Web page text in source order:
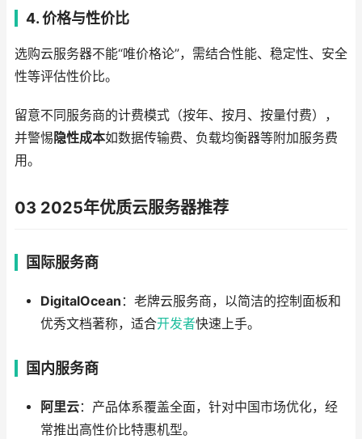
4. 价格与性价比
选购云服务器不能“唯价格论”，需结合性能、稳定性、安全
性等评估性价比。
留意不同服务商的计费模式（按年、按月、按量付费），
并警惕 隐性成本如数据传输费、负载均衡器等附加服务费
用。
03 2025年优质云服务器推荐
国际服务商
DigitalOcean ：老牌云服务商，以简洁的控制面板和
优秀文档著称，适合开发者快速上手。
国内服务商
阿里云：产品体系覆盖全面，针对中国市场优化，经
常推出高性价比特惠机型。